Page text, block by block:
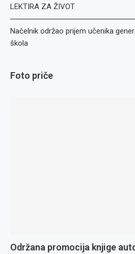
LEKTIRA ZA ŽIVOT
Načelnik održao prijem učenika
škola
Foto priče
Održana promocija knjige